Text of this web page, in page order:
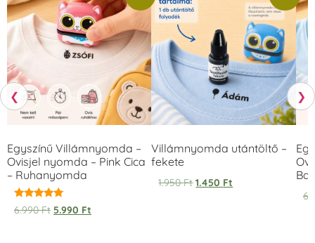
❮
Egyszínű Villámnyomda –
Ovisjel nyomda – Pink Cica
– Ruhanyomda
Értékelés:
5.00
6.990Ft 5.990 Ft
Villámnyomda utántöltő –
fekete
1.950Ft 1.450 Ft
❯